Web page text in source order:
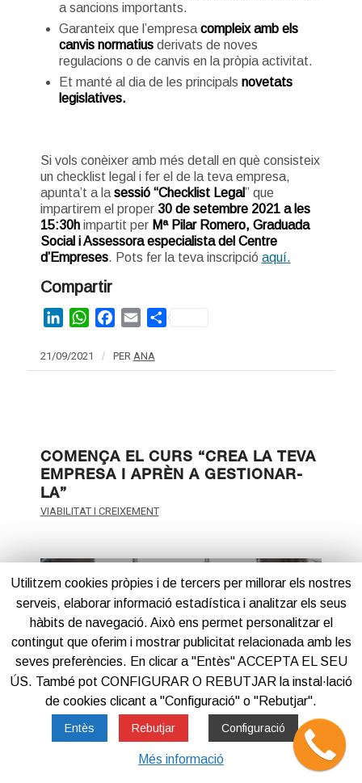
a sancions importants.
Garanteix que l’empresa compleix amb els
canvis normatiusderivats de noves
regulacions o de canvis en la pròpia activitat.
Et manté al dia de les principals novetats
legislatives.
Si vols conèixer amb més detall en què consisteix
un checklist legal i fer el de la teva empresa,
apunta’t a la sessió “Checklist Legal” que
impartirem el proper 30 de setembre 2021 a les
15:30himpartit per Mª Pilar Romero, Graduada
Social i Assessora especialista del Centre
d’Empreses. Pots fer la teva inscripció aquí.
Compartir
LinkedInWhatsAppFacebook
EmailShare
21/09/2021 / PER ANA
COMENÇA EL CURS “CREA LA TEVA
EMPRESA I APRÈN A GESTIONAR-
LA”
VIABILITAT I CREIXEMENT
Utilitzem cookies pròpies i de tercers per millorar els nostres
serveis, elaborar informació estadística i analitzar els seus
hàbits de navegació. Això ens permet personalitzar el
contingut que oferim i mostrar publicitat relacionada amb les
seves preferències. En clicar a "Entès" ACCEPTA EL SEU
ÚS. També pot CONFIGURAR O REBUTJAR la instal·lació
de cookies clicant a "Configuració" o "Rebutjar".
Entès Rebutjar Configuració
Més informació